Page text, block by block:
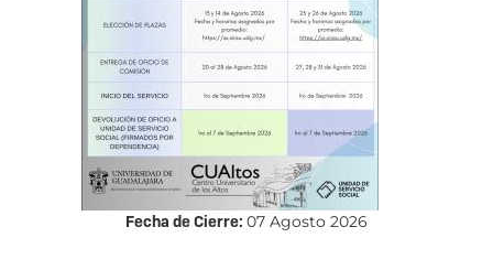
Fecha de Cierre: 07 Agosto 2026